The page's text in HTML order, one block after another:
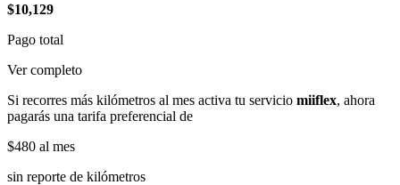
$10,129
Pago total
Ver completo
Si recorres más kilómetros al mes activa tu servicio miiflex, ahora
pagarás una tarifa preferencial de
$480 al mes
sin reporte de kilómetros